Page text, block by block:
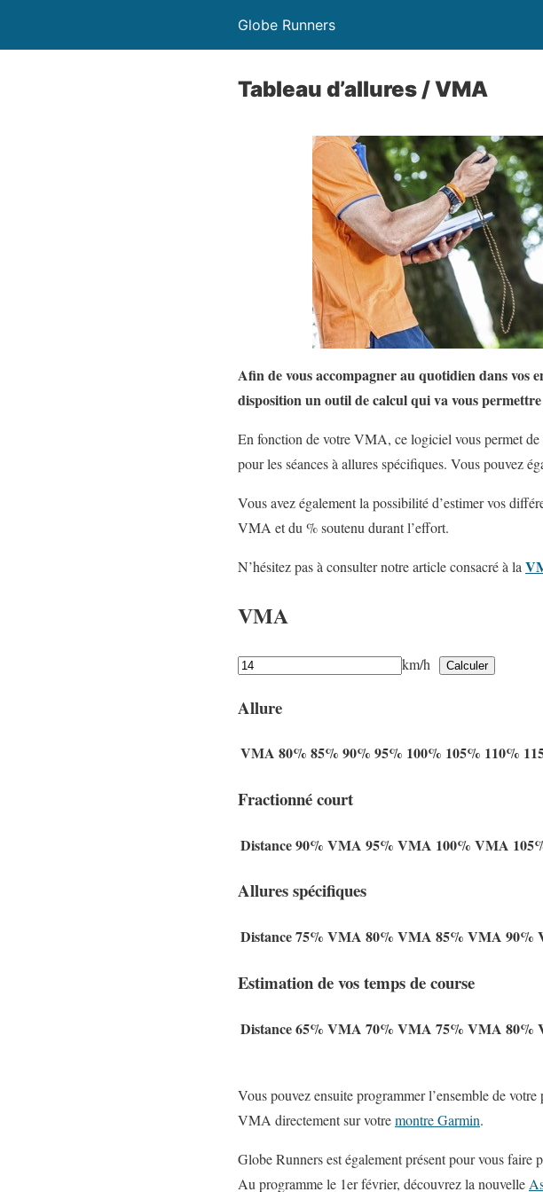
Globe Runners
Tableau d’allures / VMA
Afin de vous accompagner au quotidien dans vos
disposition un outil de calcul qui va vous
En fonction de votre VMA, ce logiciel vous permet de
pour les séances à allures spécifiques. Vous pouvez
Vous avez également la possibilité d’estimer vos
VMA et du % soutenu durant l’effort.
N’hésitez pas à consulter notre article consacré à la
VMA
km/h
Allure
VMA 80% 85% 90% 95% 100% 105% 110%
Fractionné court
Distance90% VMA 95% VMA 100% VMA
Allures spécifiques
Distance75% VMA 80% VMA 85% VMA 90%
Estimation de vos temps de course
Distance65% VMA 70% VMA 75% VMA 80%
Vous pouvez ensuite programmer l’ensemble de
VMA directement sur votremontre Garmin.
Globe Runners est également présent pour vous faire
Au programme le 1er février, découvrez la nouvelle